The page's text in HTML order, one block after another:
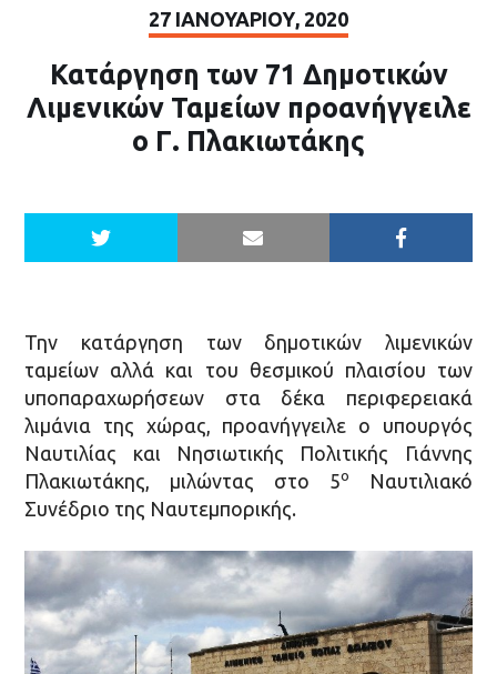
27 ΙΑΝΟΥΑΡΊΟΥ, 2020
Κατάργηση των 71 Δημοτικών
Λιμενικών Ταμείων προανήγγειλε
ο Γ. Πλακιωτάκης
Την κατάργηση των δημοτικών λιμενικών
ταμείων αλλά και του θεσμικού πλαισίου των
υποπαραχωρήσεων στα δέκα περιφερειακά
λιμάνια της χώρας, προανήγγειλε ο υπουργός
Ναυτιλίας και Νησιωτικής Πολιτικής Γιάννης
Πλακιωτάκης, μιλώντας στο 5ο
Ναυτιλιακό
Συνέδριο της Ναυτεμπορικής.